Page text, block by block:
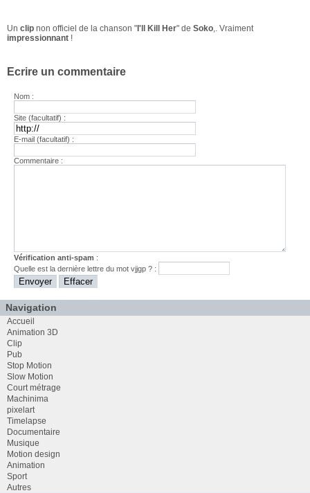
Un clip non officiel de la chanson " I'll Kill Her" de Soko,. Vraiment
impressionnant !
Ecrire un commentaire
Nom :
Site (facultatif) :
E-mail (facultatif) :
Commentaire :
Vérification anti-spam :
Quelle est ladernière lettre du motvjjgp ? :
Navigation
Accueil
Animation 3D
Clip
Pub
Stop Motion
Slow Motion
Court métrage
Machinima
pixelart
Timelapse
Documentaire
Musique
Motion design
Animation
Sport
Autres